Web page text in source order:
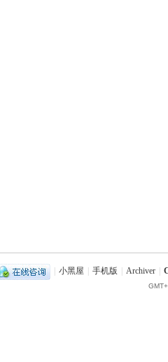
小黑屋 手机版 Archiver